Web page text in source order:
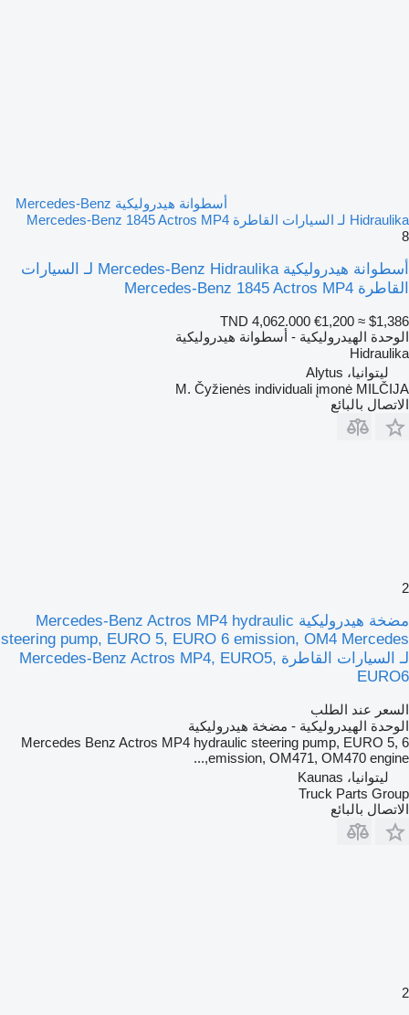
أسطوانة هيدروليكية Mercedes-Benz
Hidraulika لـ السيارات القاطرة Mercedes-Benz 1845 Actros MP4
8
أسطوانة هيدروليكية Mercedes-Benz Hidraulika لـ السيارات
القاطرة Mercedes-Benz 1845 Actros MP4
TND 4,062.000 €1,200 ≈ $1,386
الوحدة الهيدروليكية - أسطوانة هيدروليكية
Hidraulika
ليتوانيا، Alytus
M. Čyžienės individuali įmonė MILČIJA
الاتصال بالبائع
2
مضخة هيدروليكية Mercedes-Benz Actros MP4 hydraulic
steering pump, EURO 5, EURO 6 emission, OM4 Mercedes
لـ السيارات القاطرة Mercedes-Benz Actros MP4, EURO5,
EURO6
السعر عند الطلب
الوحدة الهيدروليكية - مضخة هيدروليكية
Mercedes Benz Actros MP4 hydraulic steering pump, EURO 5, 6
emission, OM471, OM470 engine,...
ليتوانيا، Kaunas
Truck Parts Group
الاتصال بالبائع
2